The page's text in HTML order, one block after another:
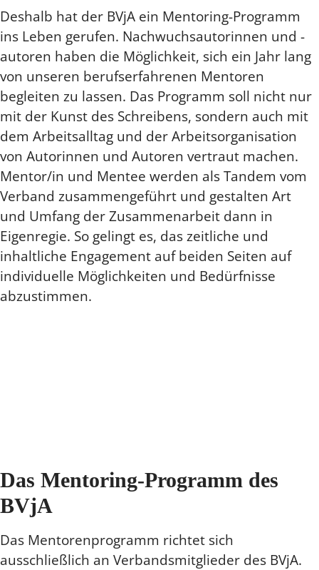
Deshalb hat der BVjA ein Mentoring-Programm
ins Leben gerufen. Nachwuchsautorinnen und -
autoren haben die Möglichkeit, sich ein Jahr lang
von unseren berufserfahrenen Mentoren
begleiten zu lassen. Das Programm soll nicht nur
mit der Kunst des Schreibens, sondern auch mit
dem Arbeitsalltag und der Arbeitsorganisation
von Autorinnen und Autoren vertraut machen.
Mentor/in und Mentee werden als Tandem vom
Verband zusammengeführt und gestalten Art
und Umfang der Zusammenarbeit dann in
Eigenregie. So gelingt es, das zeitliche und
inhaltliche Engagement auf beiden Seiten auf
individuelle Möglichkeiten und Bedürfnisse
abzustimmen.
Das Mentoring-Programm des
BVjA
Das Mentorenprogramm richtet sich
ausschließlich an Verbandsmitglieder des BVjA.